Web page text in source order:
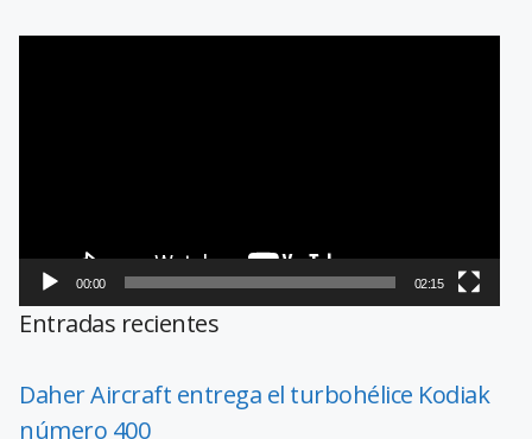
00:00 02:15
Entradas recientes
Daher Aircraft entrega el turbohélice Kodiak
número 400